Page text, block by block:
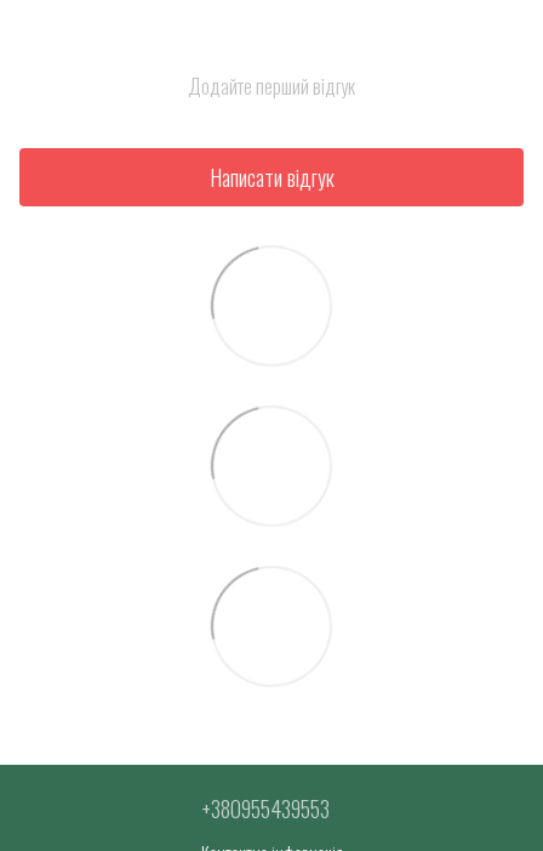
Додайте перший відгук
Написати відгук
+380955439553